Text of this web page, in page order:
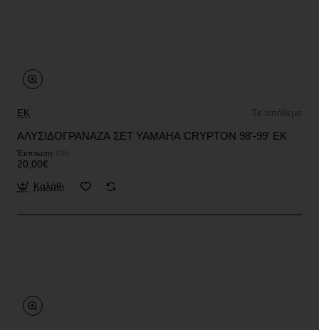
EK Σε απόθεμα
ΑΛΥΣΙΔΟΓΡΑΝΑΖΑ ΣΕΤ YAMAHA CRYPTON 98'-99' EK
Έκπτωση-13%
20,00€
Καλάθι